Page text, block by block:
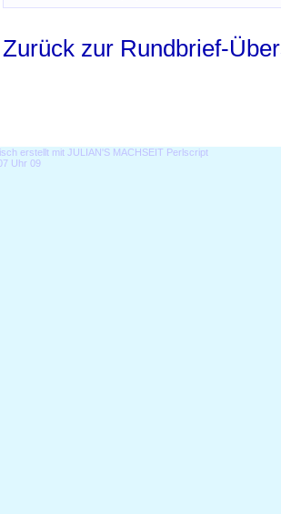
Zurück zur Rundbrief-
erstellt mit JULIAN'S MACHSEIT Perlscript
Uhr 09